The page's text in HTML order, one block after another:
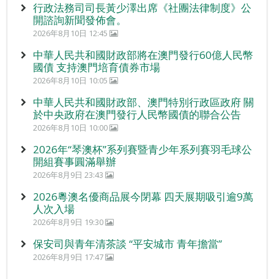
行政法務司司長黃少澤出席《社團法律制度》公
開諮詢新聞發佈會。
2026年8月10日 12:45
中華人民共和國財政部將在澳門發行60億人民幣
國債 支持澳門培育債券市場
2026年8月10日 10:05
中華人民共和國財政部、澳門特別行政區政府 關
於中央政府在澳門發行人民幣國債的聯合公告
2026年8月10日 10:00
2026年“琴澳杯”系列賽暨青少年系列賽羽毛球公
開組賽事圓滿舉辦
2026年8月9日 23:43
2026粵澳名優商品展今閉幕 四天展期吸引逾9萬
人次入場
2026年8月9日 19:30
保安司與青年清茶談 “平安城市 青年擔當”
2026年8月9日 17:47